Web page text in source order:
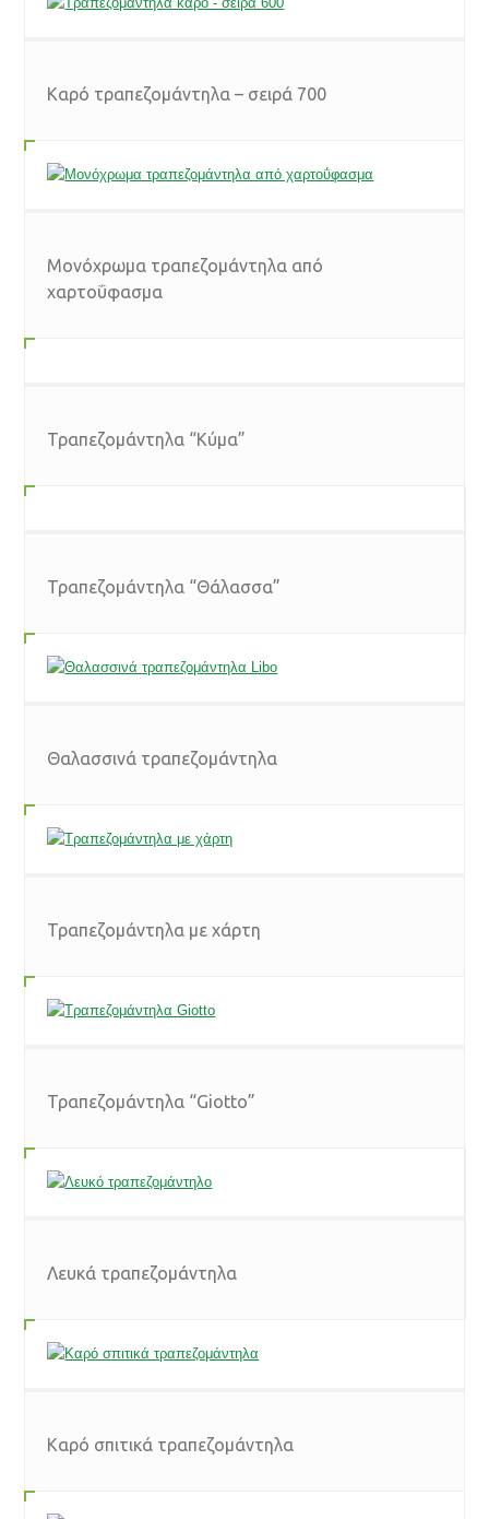
Καρό τραπεζομάντηλα – σειρά 700
Μονόχρωμα τραπεζομάντηλα από
χαρτοΰφασμα
Τραπεζομάντηλα “Κύμα”
Τραπεζομάντηλα “Θάλασσα”
Θαλασσινά τραπεζομάντηλα
Τραπεζομάντηλα με χάρτη
Τραπεζομάντηλα “Giotto”
Λευκά τραπεζομάντηλα
Καρό σπιτικά τραπεζομάντηλα